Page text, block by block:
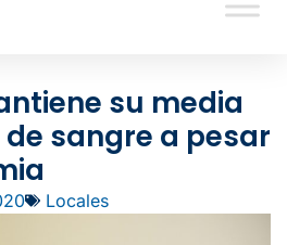
su media
sangre a pesar
Locales